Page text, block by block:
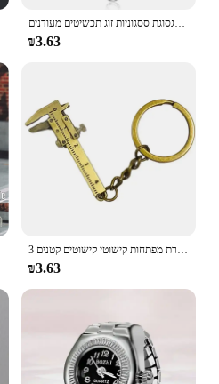
תליון דרקון מעופף שרשרת קסם אהבה לידה אבן מעופפת דרקון תליון טבעת סגסוגת ססגוניות זוג תכשיטים מעודנים
₪3.63
מיני ורניר קליפר כיס שרשרת מפתחות קישוטי קישוטים קטנים 3d דיוק נייד מדידה מדויק כלי אביזרים מחוון סרגל סגסוגת
₪3.63